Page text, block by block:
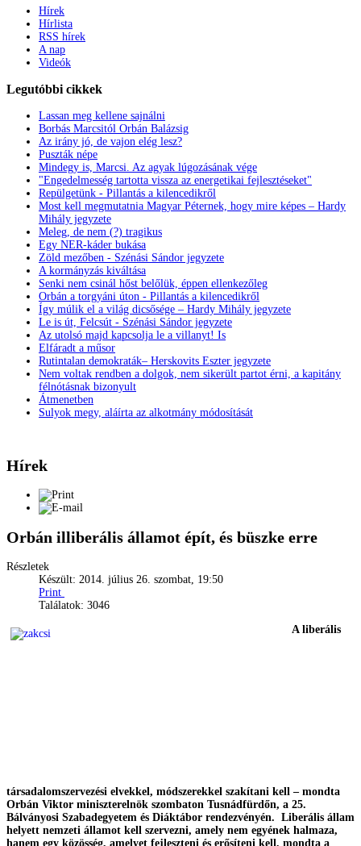
Hírek
Hírlista
RSS hírek
A nap
Videók
Legutóbbi cikkek
Lassan meg kellene sajnálni
Borbás Marcsitól Orbán Balázsig
Az irány jó, de vajon elég lesz?
Puszták népe
Mindegy is, Marcsi. Az agyak lúgozásának vége
"Engedelmesség tartotta vissza az energetikai fejlesztéseket"
Repülgetünk - Pillantás a kilencedikről
Most kell megmutatnia Magyar Péternek, hogy mire képes – Hardy
Mihály jegyzete
Meleg, de nem (?) tragikus
Egy NER-káder bukása
Zöld mezőben - Szénási Sándor jegyzete
A kormányzás kiváltása
Senki nem csinál hőst belőlük, éppen ellenkezőleg
Orbán a torgyáni úton - Pillantás a kilencedikről
Így múlik el a világ dicsősége – Hardy Mihály jegyzete
Le is út, Felcsút - Szénási Sándor jegyzete
Az utolsó majd kapcsolja le a villanyt! Is
Elfáradt a műsor
Rutintalan demokraták– Herskovits Eszter jegyzete
Nem voltak rendben a dolgok, nem sikerült partot érni, a kapitány
félnótásnak bizonyult
Átmenetben
Sulyok megy, aláírta az alkotmány módosítását
Hírek
Orbán illiberális államot épít, és büszke erre
Részletek
Készült: 2014. július 26. szombat, 19:50
Print
Találatok: 3046
A liberális
társadalomszervezési elvekkel, módszerekkel szakítani kell – mondta
Orbán Viktor miniszterelnök szombaton Tusnádfürdőn, a 25.
Bálványosi Szabadegyetem és Diáktábor rendezvényén. Liberális állam
helyett nemzeti államot kell szervezni, amely nem egyének halmaza,
hanem egy közösség, amelyet fejleszteni és erősíteni kell, mondta a